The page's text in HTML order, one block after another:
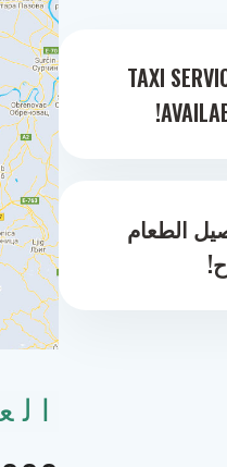
TAXI
الطعام